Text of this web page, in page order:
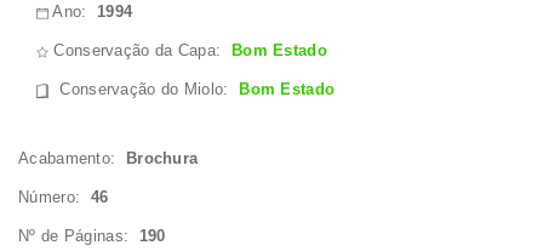
Ano:1994
Conservação da Capa: Bom Estado
Conservação do Miolo: Bom Estado
Acabamento: Brochura
Número: 46
Nº de Páginas: 190